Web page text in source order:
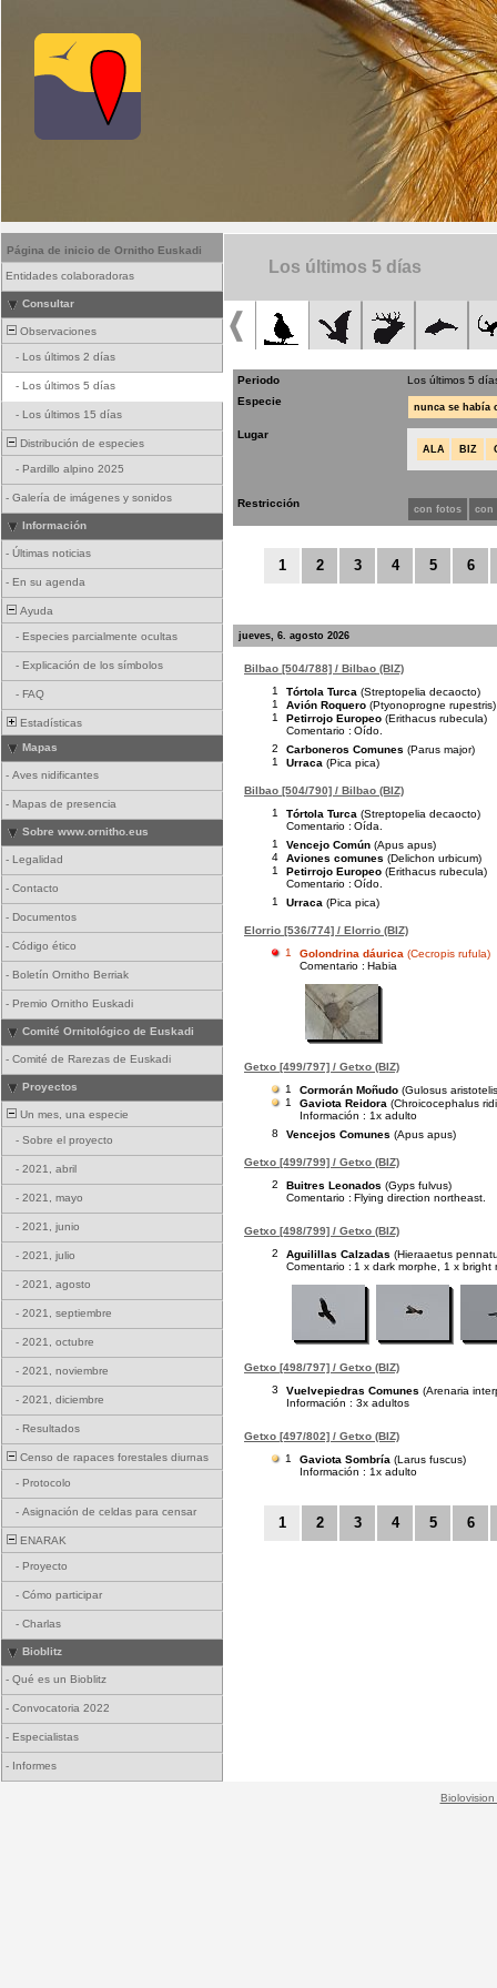
Página de inicio de Ornitho Euskadi
Entidades colaboradoras
Consultar
Observaciones
- Los últimos 2 días
- Los últimos 5 días
- Los últimos 15 días
Distribución de especies
- Pardillo alpino 2025
- Galería de imágenes y sonidos
Información
- Últimas noticias
- En su agenda
Ayuda
- Especies parcialmente ocultas
- Explicación de los símbolos
- FAQ
Estadísticas
Mapas
- Aves nidificantes
- Mapas de presencia
Sobre www.ornitho.eus
- Legalidad
- Contacto
- Documentos
- Código ético
- Boletín Ornitho Berriak
- Premio Ornitho Euskadi
Comité Ornitológico de Euskadi
- Comité de Rarezas de Euskadi
Proyectos
Un mes, una especie
- Sobre el proyecto
- 2021, abril
- 2021, mayo
- 2021, junio
- 2021, julio
- 2021, agosto
- 2021, septiembre
- 2021, octubre
- 2021, noviembre
- 2021, diciembre
- Resultados
Censo de rapaces forestales diurnas
- Protocolo
- Asignación de celdas para censar
ENARAK
- Proyecto
- Cómo participar
- Charlas
Bioblitz
- Qué es un Bioblitz
- Convocatoria 2022
- Especialistas
- Informes
Los últimos 5 días
Periodo
Los últimos 5
Especie
nunca se había
Lugar
ALA BIZ
Restricción con fotos con
1 2 3 4 5 6
jueves, 6. agosto 2026
Bilbao [504/788] / Bilbao (BIZ)
1
Tórtola Turca (Streptopelia decaocto)
1
Avión Roquero (Ptyonoprogne rupestris)
1
Petirrojo Europeo (Erithacus rubecula)
Comentario : Oído.
2
Carboneros Comunes (Parus major)
1
Urraca (Pica pica)
Bilbao [504/790] / Bilbao (BIZ)
1
Tórtola Turca (Streptopelia decaocto)
Comentario : Oída.
1
Vencejo Común (Apus apus)
4
Aviones comunes (Delichon urbicum)
1
Petirrojo Europeo (Erithacus rubecula)
Comentario : Oído.
1
Urraca (Pica pica)
Elorrio [536/774] / Elorrio (BIZ)
1
Golondrina dáurica (Cecropis rufula)
Comentario : Habia
Getxo [499/797] / Getxo (BIZ)
1
Cormorán Moñudo (Gulosus
1
Gaviota Reidora (Chroicocephalus
Información : 1x adulto
8
Vencejos Comunes (Apus apus)
Getxo [499/799] / Getxo (BIZ)
2
Buitres Leonados (Gyps fulvus)
Comentario : Flying direction northeast.
Getxo [498/799] / Getxo (BIZ)
2
Aguilillas Calzadas (Hieraaetus
Comentario : 1 x dark morphe, 1 x bright
Getxo [498/797] / Getxo (BIZ)
3
Vuelvepiedras Comunes (Arenaria
Información : 3x adultos
Getxo [497/802] / Getxo (BIZ)
1
Gaviota Sombría (Larus fuscus)
Información : 1x adulto
1 2 3 4 5 6
Biolovision